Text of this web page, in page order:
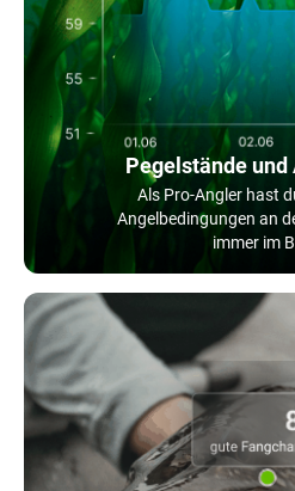
Pegelstände
Als Pro-Angler hast
Angelbedingungen an
immer im